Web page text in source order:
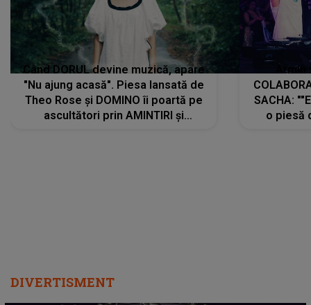
Când DORUL devine muzică, apare
"Nu ajung acasă". Piesa lansată de
Theo Rose și DOMINO îi poartă pe
ascultători prin AMINTIRI și
SACHA:
o piesă
DIVERTISMENT